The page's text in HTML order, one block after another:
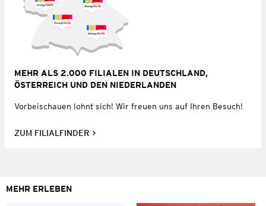
MEHR ALS 2.000 FILIALEN IN DEUTSCHLAND,
ÖSTERREICH UND DEN NIEDERLANDEN
Vorbeischauen lohnt sich! Wir freuen uns auf Ihren Besuch!
ZUM FILIALFINDER
MEHR ERLEBEN